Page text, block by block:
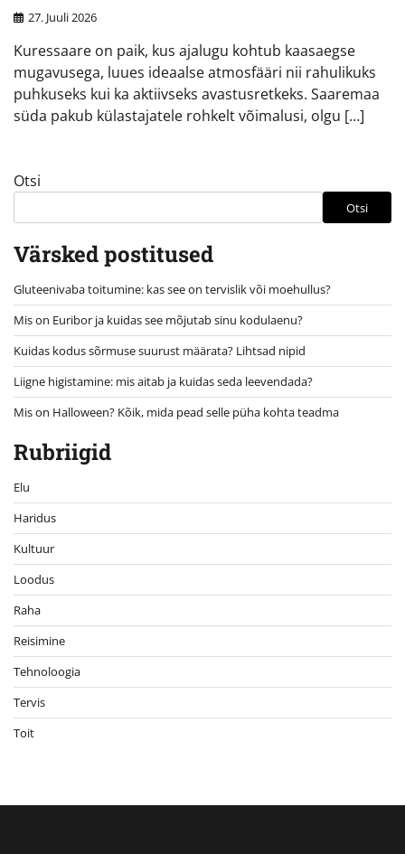
27. Juuli 2026
Kuressaare on paik, kus ajalugu kohtub kaasaegse
mugavusega, luues ideaalse atmosfääri nii rahulikuks
puhkuseks kui ka aktiivseks avastusretkeks. Saaremaa
süda pakub külastajatele rohkelt võimalusi, olgu […]
Otsi
Otsi
Värsked postitused
Gluteenivaba toitumine: kas see on tervislik või moehullus?
Mis on Euribor ja kuidas see mõjutab sinu kodulaenu?
Kuidas kodus sõrmuse suurust määrata? Lihtsad nipid
Liigne higistamine: mis aitab ja kuidas seda leevendada?
Mis on Halloween? Kõik, mida pead selle püha kohta teadma
Rubriigid
Elu
Haridus
Kultuur
Loodus
Raha
Reisimine
Tehnoloogia
Tervis
Toit